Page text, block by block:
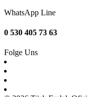
WhatsApp Line
0 530 405 73 63
Folge Uns